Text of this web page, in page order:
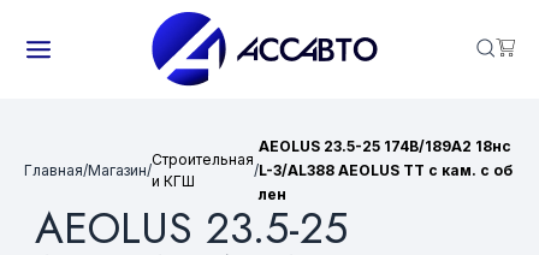
Главная/Магазин/
Строительная
и КГШ
/
AEOLUS 23.5-25 174B/189A2 18нс
L-3/AL388 AEOLUS TT с кам. с об
лен
AEOLUS 23.5-25